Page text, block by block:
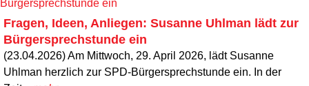
Fragen, Ideen, Anliegen: Susanne Uhlman lädt zur
Bürgersprechstunde ein
(23.04.2026) Am Mittwoch, 29. April 2026, lädt Susanne
Uhlman herzlich zur SPD-Bürgersprechstunde ein. In der